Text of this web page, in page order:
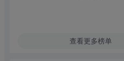
查看更多榜单